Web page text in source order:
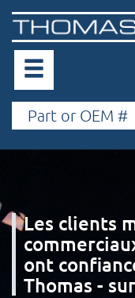
Les clients
ont
Thomas -